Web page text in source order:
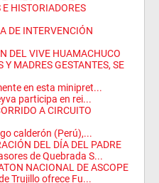
HISTORIADORES
DE INTERVENCIÓN
DEL VIVE HUAMACHUCO
MADRES GESTANTES, SE
en esta minipret...
participa en rei...
A CIRCUITO
calderón (Perú),...
DEL DÍA DEL PADRE
de Quebrada S...
NACIONAL DE ASCOPE
Trujillo ofrece Fu...